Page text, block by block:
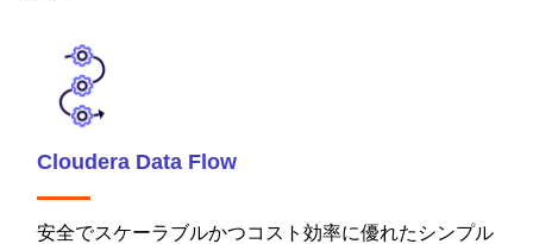
Cloudera Data Flow
安全でスケーラブルかつコスト効率に優れたシンプル